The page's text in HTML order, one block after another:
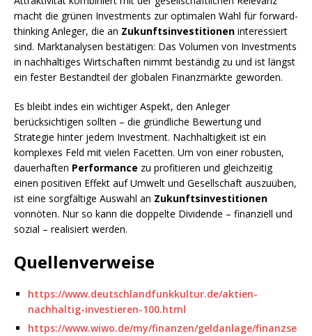
macht die grünen Investments zur optimalen Wahl für forward-
thinking Anleger, die an Zukunftsinvestitionen interessiert
sind. Marktanalysen bestätigen: Das Volumen von Investments
in nachhaltiges Wirtschaften nimmt beständig zu und ist längst
ein fester Bestandteil der globalen Finanzmärkte geworden.
Es bleibt indes ein wichtiger Aspekt, den Anleger
berücksichtigen sollten – die gründliche Bewertung und
Strategie hinter jedem Investment. Nachhaltigkeit ist ein
komplexes Feld mit vielen Facetten. Um von einer robusten,
dauerhaften Performance zu profitieren und gleichzeitig
einen positiven Effekt auf Umwelt und Gesellschaft auszuüben,
ist eine sorgfältige Auswahl an Zukunftsinvestitionen
vonnöten. Nur so kann die doppelte Dividende – finanziell und
sozial – realisiert werden.
Quellenverweise
https://www.deutschlandfunkkultur.de/aktien-
nachhaltig-investieren-100.html
https://www.wiwo.de/my/finanzen/geldanlage/finanzse